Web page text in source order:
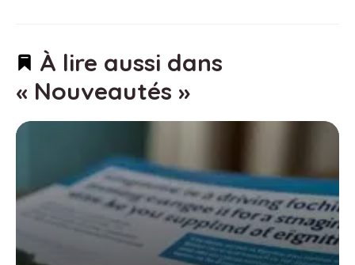
À lire aussi dans
« Nouveautés »